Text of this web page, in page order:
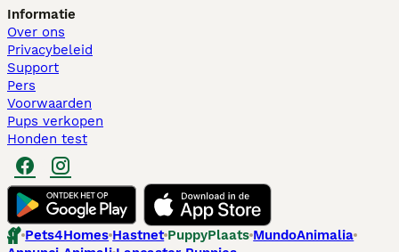
Informatie
Over ons
Privacybeleid
Support
Pers
Voorwaarden
Pups verkopen
Honden test
Pets4Homes Hastnet PuppyPlaats MundoAnimalia